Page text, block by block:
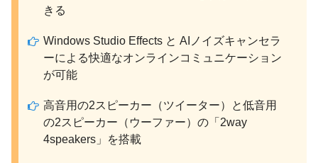
きる
Windows Studio Effects と AIノイズキャンセラ
ーによる快適なオンラインコミュニケーション
が可能
高音用の2スピーカー（ツイーター）と低音用
の2スピーカー（ウーファー）の「2way
4speakers」を搭載